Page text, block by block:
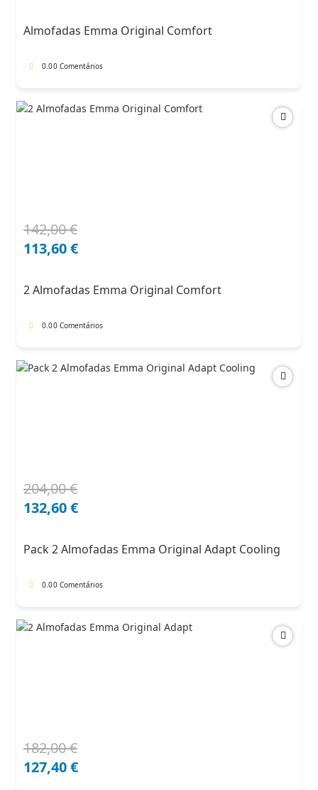
71,00 €.
60,35 €.
Almofadas Emma Original Comfort
0.00 Comentários
142,00€
O
preço
142,00 €.
113,60€
O
preço
113,60 €.
2 Almofadas Emma Original Comfort
0.00 Comentários
204,00€
O
preço
204,00 €.
132,60€
O
preço
132,60 €.
Pack 2 Almofadas Emma Original Adapt Cooling
0.00 Comentários
182,00€
O
preço
127,40€
O
preço